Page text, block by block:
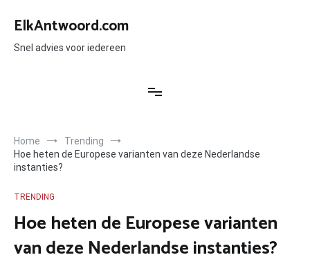
naar
inhoud
ElkAntwoord.com
Snel advies voor iedereen
Home
Trending
Hoe heten de Europese varianten van deze Nederlandse
instanties?
TRENDING
Hoe heten de Europese varianten
van deze Nederlandse instanties?